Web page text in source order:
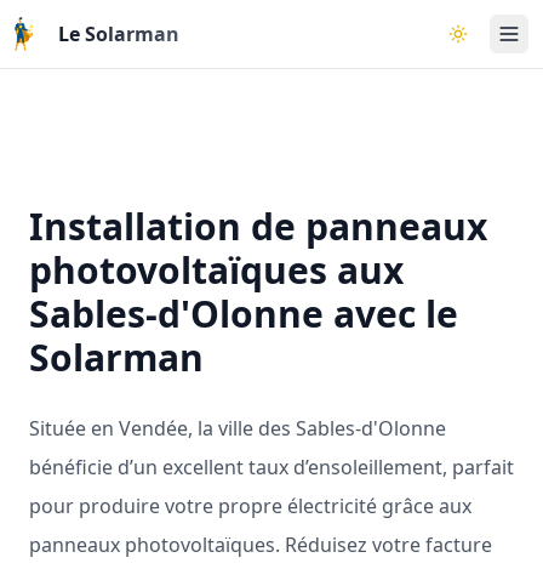
Aller au contenu principal
Le Solarman Basculer
Installation de panneaux
photovoltaïques aux
Sables-d'Olonne avec le
Solarman
Située en Vendée, la ville des Sables-d'Olonne
bénéficie d’un excellent taux d’ensoleillement, parfait
pour produire votre propre électricité grâce aux
panneaux photovoltaïques. Réduisez votre facture